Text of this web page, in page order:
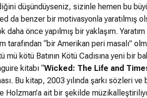
düşündüyseniz, sizinle hemen bu
da benzer bir motivasyonla yaratılmış
daha önce yapılmış bir yaklaşım.
tarafından “bir Amerikan peri masalı”
mü kötü Batının Kötü Cadısına yeni bir
kitabı “Wicked: The Life and
Bu kitap, 2003 yılında şarkı sözleri
Holzman’a ait bir şekilde